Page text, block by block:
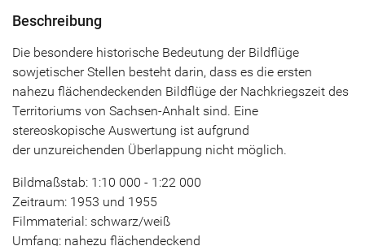
Beschreibung
Die besondere historische Bedeutung der Bildflüge
sowjetischer Stellen besteht darin, dass es die ersten
nahezu flächendeckenden Bildflüge der Nachkriegszeit des
Territoriums von Sachsen-Anhalt sind. Eine
stereoskopische Auswertung ist aufgrund
der unzureichenden Überlappung nicht möglich.
Bildmaßstab: 1:10 000 - 1:22 000
Zeitraum: 1953 und 1955
Filmmaterial: schwarz/weiß
Umfang: nahezu flächendeckend